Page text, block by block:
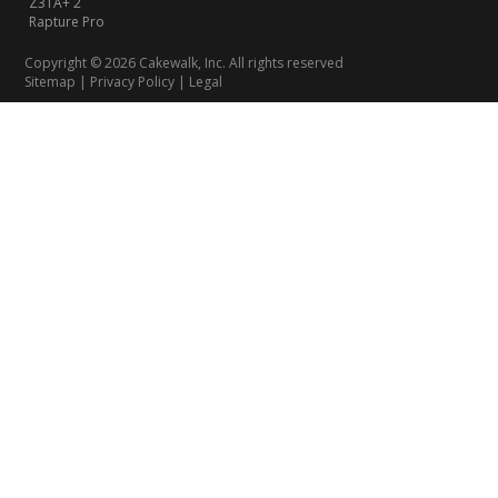
Rapture Pro
Copyright © 2026 Cakewalk, Inc. All rights reserved
Sitemap | Privacy Policy | Legal